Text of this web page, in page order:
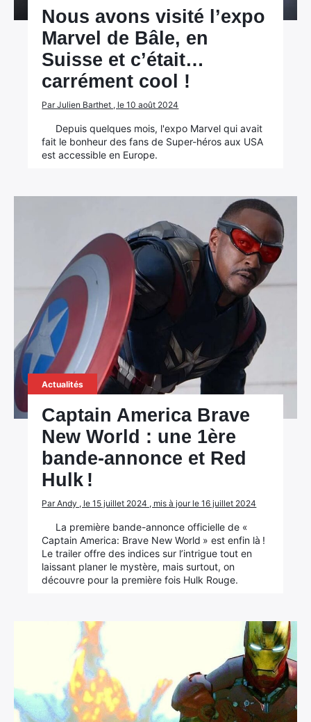
Nous avons visité l’expo
Marvel de Bâle, en
Suisse et c’était…
carrément cool !
Par Julien Barthet , le 10 août 2024
Depuis quelques mois, l'expo Marvel qui avait
fait le bonheur des fans de Super-héros aux USA
est accessible en Europe.
Actualités
Captain America Brave
New World : une 1ère
bande-annonce et Red
Hulk !
Par Andy , le 15 juillet 2024 , mis à jour le 16 juillet 2024
La première bande-annonce officielle de «
Captain America: Brave New World » est enfin là !
Le trailer offre des indices sur l’intrigue tout en
laissant planer le mystère, mais surtout, on
découvre pour la première fois Hulk Rouge.